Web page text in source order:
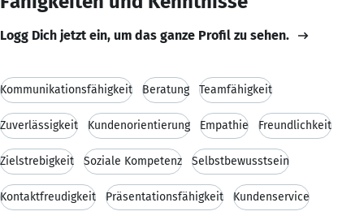
Logg Dich jetzt ein, um das ganze Profil zu sehen.
Kommunikationsfähigkeit Beratung Teamfähigkeit
Zuverlässigkeit Kundenorientierung Empathie Freundlichkeit
Zielstrebigkeit Soziale Kompetenz Selbstbewusstsein
Kontaktfreudigkeit Präsentationsfähigkeit Kundenservice